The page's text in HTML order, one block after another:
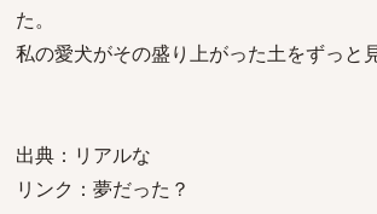
た。
私の愛犬がその盛り上がった土をずっと
出典：リアルな
リンク：夢だった？